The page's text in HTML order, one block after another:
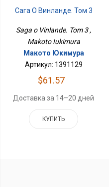
Сага О Винланде. Том 3
Saga o Vinlande. Tom 3 ,
Makoto Iukimura
Макото Юкимура
Артикул: 1391129
$61.57
Доставка за 14–20 дней
КУПИТЬ